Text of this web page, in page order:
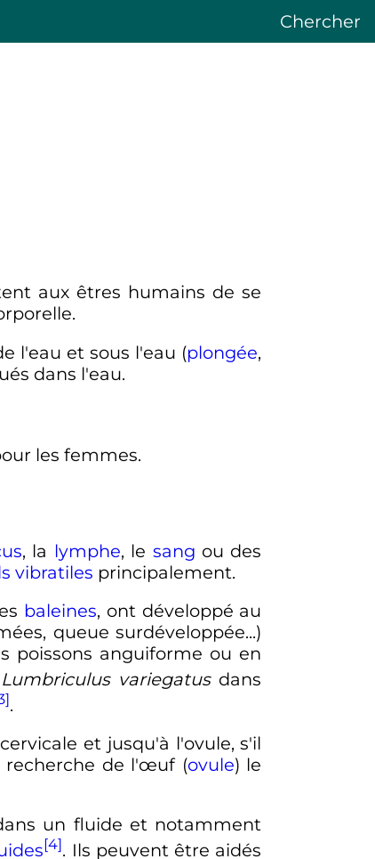
Chercher
aux êtres humains de se
l'eau et sous l'eau (plongée,
dans l'eau.
les femmes.
, la lymphe, le sang ou des
vibratiles principalement.
baleines, ont développé au
queue surdéveloppée...)
poissons anguiforme ou en
Lumbriculus variegatusdans
.
et jusqu'à l'ovule, s'il
recherche de l'œuf (ovule) le
un fluide et notamment
[4]. Ils peuvent être aidés